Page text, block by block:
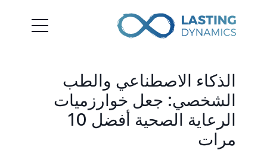
الذكاء الاصطناعي والطب
الشخصي: جعل خوارزميات
الرعاية الصحية أفضل 10
مرات